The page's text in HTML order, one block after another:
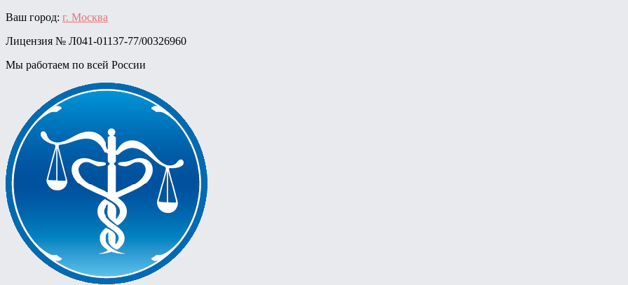
Skip
content
Ваш город: г. Москва
Лицензия № Л041-01137-77/00326960
Мы работаем по всей России